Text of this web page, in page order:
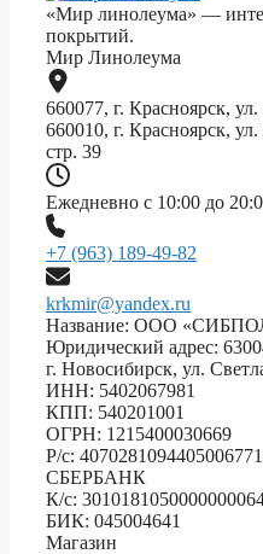
«Мир линолеума» —
покрытий.
Мир Линолеума
660077, г. Красноярск,
660010, г. Красноярск,
стр. 39
Ежедневно с 10:00 до
+7 (963) 189-49-82
krkmir@yandex.ru
Название: ООО
Юридический адрес:
г. Новосибирск, ул.
ИНН: 5402067981
КПП: 540201001
ОГРН: 1215400030669
Р/с:
СБЕРБАНК
К/с:
БИК: 045004641
Магазин